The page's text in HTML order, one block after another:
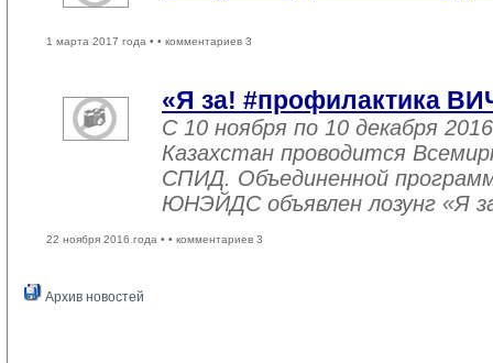
1 марта 2017 года • • комментариев 3
«Я за! #профилактика
С 10 ноября по 10 декабря
Казахстан проводится
СПИД. Объединенной
ЮНЭЙДС объявлен лозунг «Я
22 ноября 2016 года • • комментариев 3
Архив новостей